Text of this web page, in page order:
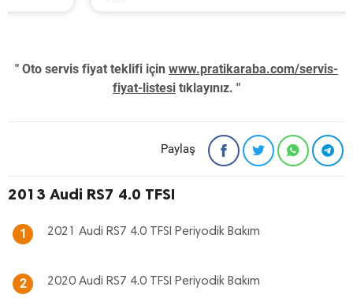
" Oto servis fiyat teklifi için www.pratikaraba.com/servis-
fiyat-listesi tıklayınız. "
Paylaş
2013 Audi RS7 4.0 TFSI
1 2021 Audi RS7 4.0 TFSI Periyodik Bakım
2 2020 Audi RS7 4.0 TFSI Periyodik Bakım